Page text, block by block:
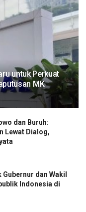
untuk Perkuat
MK
dan Buruh:
Lewat Dialog,
dan Wakil
Indonesia di